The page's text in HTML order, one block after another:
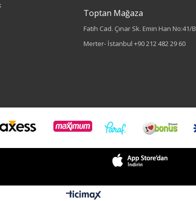
Sezon : YAZLIK
Renk
Toptan Mağaza
Fatih Cad. Çınar Sk. Emin Han No:41/B
Merter- İstanbul +90 212 482 29 60